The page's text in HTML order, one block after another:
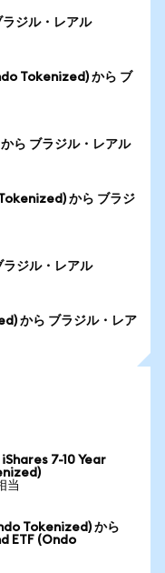
ジル・レアル
Tokenized) から ブ
ら ブラジル・レアル
から ブラジ
ジル・レアル
から ブラジル・レア
7-10 Year
当
Tokenized) から
ETF (Ondo